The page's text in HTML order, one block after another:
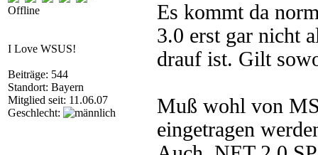
Offline
I Love WSUS!
Beiträge: 544
Standort: Bayern
Mitglied seit: 11.06.07
Geschlecht:
Es kommt da
3.0 erst gar nicht
drauf ist. Gilt
Muß wohl von
eingetragen